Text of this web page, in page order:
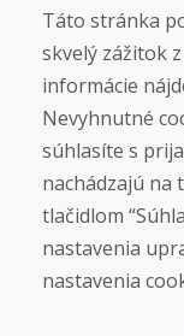
Táto stránka
skvelý zážitok
informácie
Nevyhnutné
súhlasíte s
nachádzajú
tlačidlom
nastavenia
nastavenia